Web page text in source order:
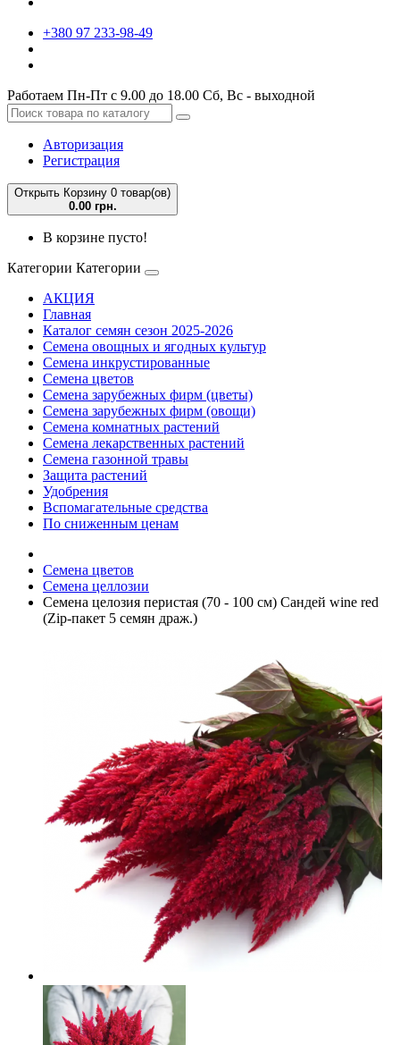
+380 97 233-98-49
Работаем Пн-Пт с 9.00 до 18.00 Сб, Вс - выходной
Авторизация
Регистрация
Открыть Корзину 0 товар(ов)
0.00 грн.
В корзине пусто!
Категории Категории
АКЦИЯ
Главная
Каталог семян сезон 2025-2026
Семена овощных и ягодных культур
Семена инкрустированные
Семена цветов
Семена зарубежных фирм (цветы)
Семена зарубежных фирм (овощи)
Семена комнатных растений
Семена лекарственных растений
Семена газонной травы
Защита растений
Удобрения
Вспомагательные средства
По сниженным ценам
Семена цветов
Семена целлозии
Семена целозия перистая (70 - 100 см) Сандей wine red
(Zip-пакет 5 семян драж.)